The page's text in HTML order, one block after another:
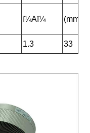
ï¼Aï¼ (mm)
1.3 33